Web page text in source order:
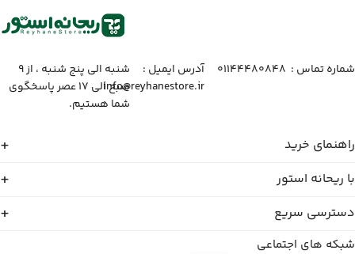
شماره تماس :‌ ۰۱۱۴۴۴۸۰۸۴۸
آدرس ایمیل :‌
info@reyhanestore.ir
شنبه الی پنج شنبه ، از ۹
صبح الی ۱۷ عصر پاسخگوی
شما هستیم.
راهنمای خرید
با ریحانه استور
دسترسی سریع
شبکه های اجتماعی